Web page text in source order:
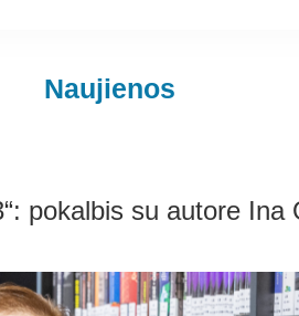
Naujienos
pokalbis su autore Ina